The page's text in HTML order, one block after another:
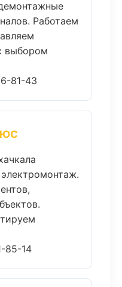
Работаем
выбором
81-43
85-14